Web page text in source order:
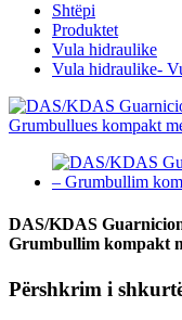
Shtëpi
Produktet
Vula hidraulike
Vula hidraulike-
DAS/KDAS
Grumbullim kompakt
Përshkrim i